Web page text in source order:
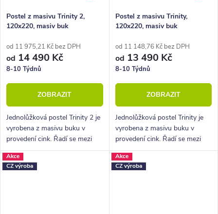
Postel z masivu Trinity 2,
120x220, masiv buk
od 11 975,21 Kč bez DPH
od 14 490 Kč
8-10 Týdnů
ZOBRAZIT
Jednolůžková postel Trinity 2 je
vyrobena z masivu buku v
provedení cink. Řadí se mezi
kvalitní české výrobky
nábytkové řady HappyBed. U
postele Trinity oceníte zejména
Postel z masivu Trinity,
120x220, masiv buk
od 11 148,76 Kč bez DPH
od 13 490 Kč
8-10 Týdnů
ZOBRAZIT
Jednolůžková postel Trinity je
vyrobena z masivu buku v
provedení cink. Řadí se mezi
kvalitní české výrobky
nábytkové řady HappyBed. U
postele Trinity oceníte zejména
Akce
CZ výroba
Akce
CZ výroba